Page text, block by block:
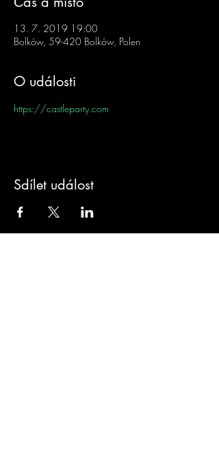
13. 7. 2019 19:00
Bolków, 59-420 Bolków, Polen
O události
https://castleparty.com
Sdílet událost